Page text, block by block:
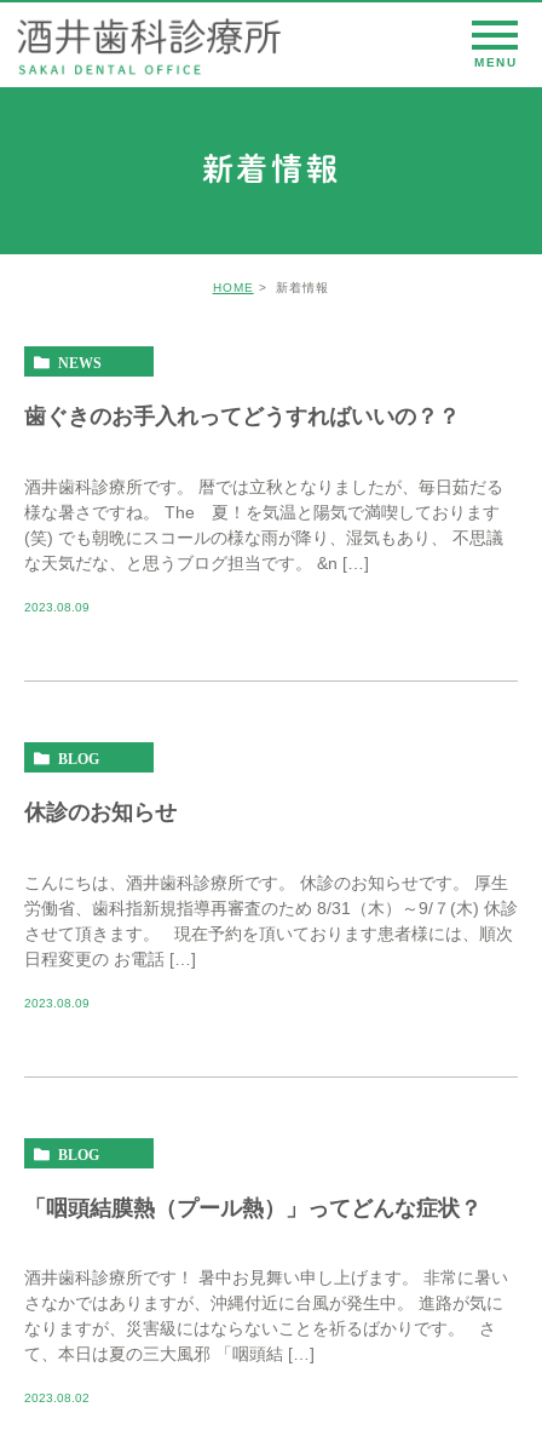
新着情報
HOME 新着情報
NEWS
歯ぐきのお手入れってどうすればいいの？？
酒井歯科診療所です。 暦では立秋となりましたが、毎日茹だる
様な暑さですね。 The 夏！を気温と陽気で満喫しております
(笑) でも朝晩にスコールの様な雨が降り、湿気もあり、 不思議
な天気だな、と思うブログ担当です。 &n […]
2023.08.09
BLOG
休診のお知らせ
こんにちは、酒井歯科診療所です。 休診のお知らせです。 厚生
労働省、歯科指新規指導再審査のため 8/31（木）～9/７(木) 休診
させて頂きます。 現在予約を頂いております患者様には、順次
日程変更の お電話 […]
2023.08.09
BLOG
「咽頭結膜熱（プール熱）」ってどんな症状？
酒井歯科診療所です！ 暑中お見舞い申し上げます。 非常に暑い
さなかではありますが、沖縄付近に台風が発生中。 進路が気に
なりますが、災害級にはならないことを祈るばかりです。 さ
て、本日は夏の三大風邪 「咽頭結 […]
2023.08.02